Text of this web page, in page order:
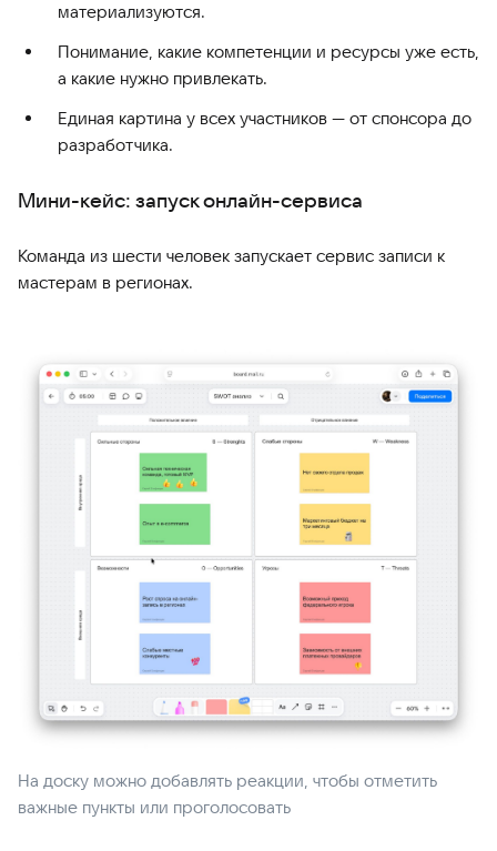
материализуются.
Понимание, какие компетенции и ресурсы уже есть,
а какие нужно привлекать.
Единая картина у всех участников — от спонсора до
разработчика.
Мини-кейс: запуск онлайн-сервиса
Команда из шести человек запускает сервис записи к
мастерам в регионах.
На доску можно добавлять реакции, чтобы отметить
важные пункты или проголосовать